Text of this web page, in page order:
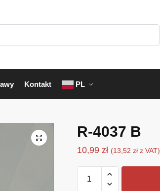
Kontakt PL
R-4037 B
10,99 zł (13,52 złz VAT)